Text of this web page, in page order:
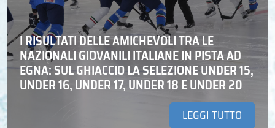
I RISULTATI DELLE AMICHEVOLI TRA LE
NAZIONALI GIOVANILI ITALIANE IN PISTA AD
EGNA: SUL GHIACCIO LA SELEZIONE UNDER 15,
UNDER 16, UNDER 17, UNDER 18 E UNDER 20
LEGGI TUTTO